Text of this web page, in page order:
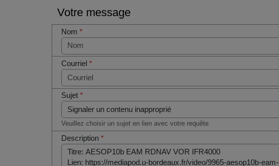
Votre message
Nom*
Courriel*
Sujet*
Veuillez choisir un sujet en lien avec votre requête
Description*